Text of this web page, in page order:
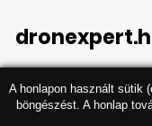
A honlapon használt sütik
böngészést. A honlap